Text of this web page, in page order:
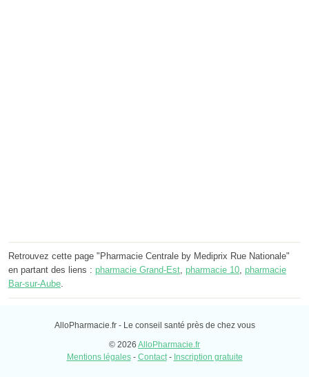
Retrouvez cette page "Pharmacie Centrale by Mediprix Rue Nationale"
en partant des liens : pharmacie Grand-Est, pharmacie 10, pharmacie
Bar-sur-Aube.
AlloPharmacie.fr - Le conseil santé près de chez vous
© 2026 AlloPharmacie.fr
Mentions légales- Contact- Inscription gratuite